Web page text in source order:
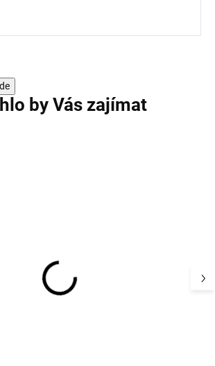
by Vás zajímat